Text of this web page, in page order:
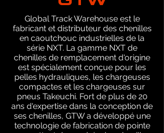
Global Track Warehouse est le
fabricant et distributeur des chenilles
en caoutchouc industrielles de la
série NXT. La gamme NXT de
chenilles de remplacement d'origine
est spécialement conçue pour les
pelles hydrauliques, les chargeuses
compactes et les chargeuses sur
pneus Takeuchi. Fort de plus de 20
ans d'expertise dans la conception de
ses chenilles, GTW a développé une
technologie de fabrication de pointe